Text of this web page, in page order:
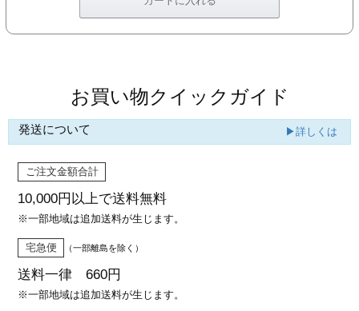
お買い物クイックガイド
発送について ▶詳しくは
ご注文金額合計
10,000円以上で送料無料
※一部地域は追加送料が生じます。
宅急便 （一部離島を除く）
送料一律 660円
※一部地域は追加送料が生じます。